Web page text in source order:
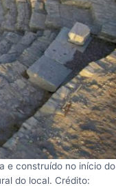
e construído no início do
do local. Crédito: